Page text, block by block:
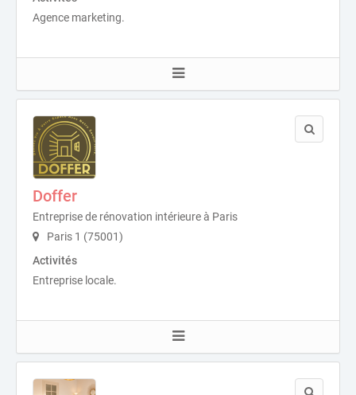
Agence marketing.
Doffer
Entreprise de rénovation intérieure à Paris
Paris 1 (75001)
Activités
Entreprise locale.